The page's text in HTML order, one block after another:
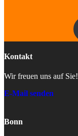
Kontakt
Wir freuen uns auf Sie!
E-Mail senden
Bonn